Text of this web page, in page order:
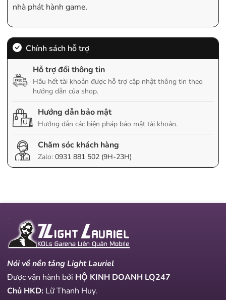
nhà phát hành game.
Chính sách hỗ trợ
Hỗ trợ đổi thông tin
Hầu hết tài khoản được hỗ trợ cập nhật thông tin theo
hướng dẫn của shop.
Hướng dẫn bảo mật
Hướng dẫn các biện pháp bảo mật tài khoản.
Chăm sóc khách hàng
Zalo: 0931 881 502 (9H-23H)
Nói về nền tảng Light Lauriel
Được vận hành bởi HỘ KINH DOANH LQ247
Chủ HKD: Lữ Thanh Huy.